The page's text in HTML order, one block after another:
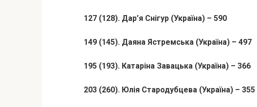
127 (128). Дар’я Снігур (Україна) – 590
149 (145). Даяна Ястремська (Україна) – 497
195 (193). Катаріна Завацька (Україна) – 366
203 (260). Юлія Стародубцева (Україна) – 355